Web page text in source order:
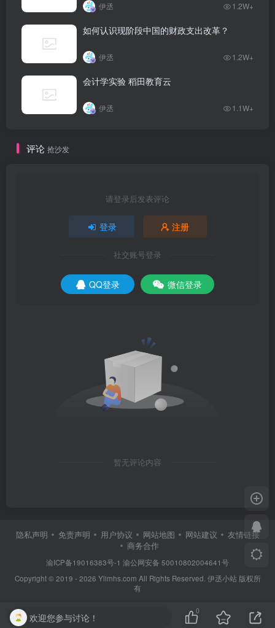
伊丞 1.2W+
如何认识现阶段中国的财政支出改革？
伊丞 1.2W+
会计学实验 稻田教育云
伊丞 1.1W+
评论 抢沙发
请登录后发表评论
登录 注册
社交账号登录
QQ登录 微信登录
暂无评论内容
隐私声明 免责声明 用户协议 网站地图 网站建议
友情链接
商务合作
渝ICP备19016383号-1 渝公网安备 50010802004641号
Copyright © 2019 - 2026 Ylimhs.com All Rights Reserved. 伊丞小站 版权所
有
欢迎您参与讨论！
0